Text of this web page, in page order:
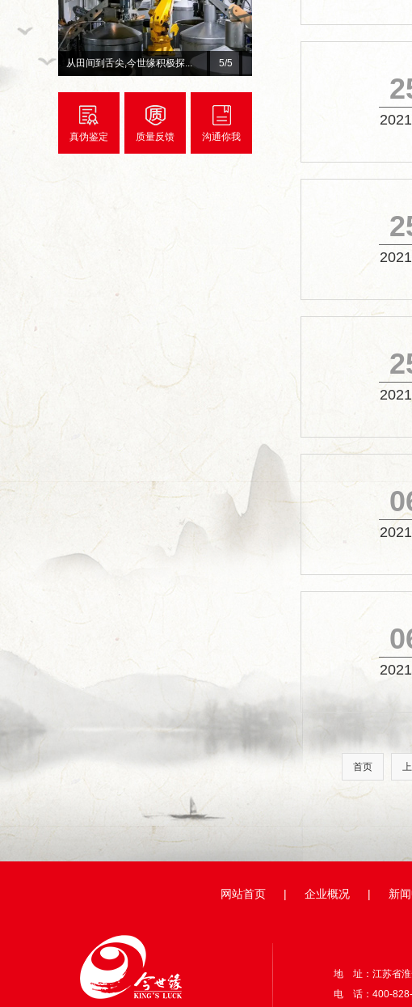
1/5
总台×今世缘官宣！李宇春、...
真伪鉴定 质量反馈 沟通你我
首页
网站首页 | 企业概况 | 新
地 址：江苏省淮
电 话：400-